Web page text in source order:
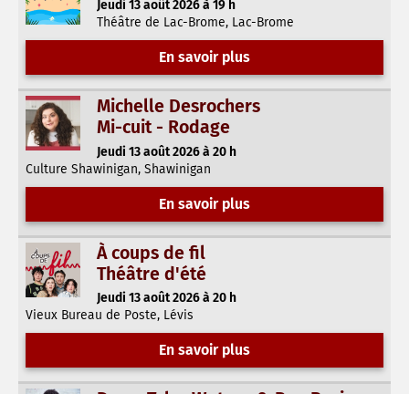
Jeudi 13 août 2026 à 19 h
Théâtre de Lac-Brome, Lac-Brome
En savoir plus
Michelle Desrochers
Mi-cuit - Rodage
Jeudi 13 août 2026 à 20 h
Culture Shawinigan, Shawinigan
En savoir plus
À coups de fil
Théâtre d'été
Jeudi 13 août 2026 à 20 h
Vieux Bureau de Poste, Lévis
En savoir plus